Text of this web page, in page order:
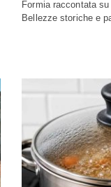
Formia raccontata
Bellezze storiche e